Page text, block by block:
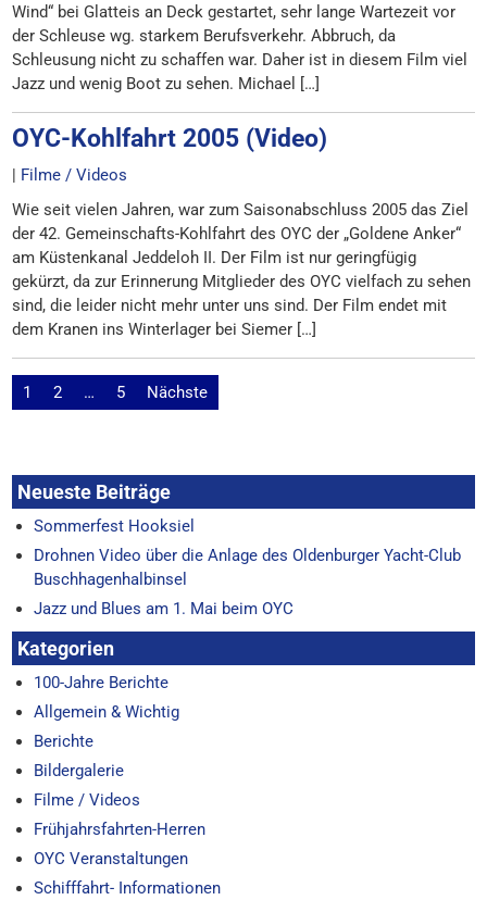
Wind“ bei Glatteis an Deck gestartet, sehr lange Wartezeit vor
der Schleuse wg. starkem Berufsverkehr. Abbruch, da
Schleusung nicht zu schaffen war. Daher ist in diesem Film viel
Jazz und wenig Boot zu sehen. Michael […]
OYC-Kohlfahrt 2005 (Video)
| Filme / Videos
Wie seit vielen Jahren, war zum Saisonabschluss 2005 das Ziel
der 42. Gemeinschafts-Kohlfahrt des OYC der „Goldene Anker“
am Küstenkanal Jeddeloh II. Der Film ist nur geringfügig
gekürzt, da zur Erinnerung Mitglieder des OYC vielfach zu sehen
sind, die leider nicht mehr unter uns sind. Der Film endet mit
dem Kranen ins Winterlager bei Siemer […]
Seitennummerierung
der
1 2 … 5 Nächste
Neueste Beiträge
Sommerfest Hooksiel
Drohnen Video über die Anlage des Oldenburger Yacht-Club
Buschhagenhalbinsel
Jazz und Blues am 1. Mai beim OYC
Kategorien
100-Jahre Berichte
Allgemein & Wichtig
Berichte
Bildergalerie
Filme / Videos
Frühjahrsfahrten-Herren
OYC Veranstaltungen
Schifffahrt- Informationen